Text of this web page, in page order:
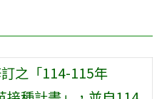
之「114-115年